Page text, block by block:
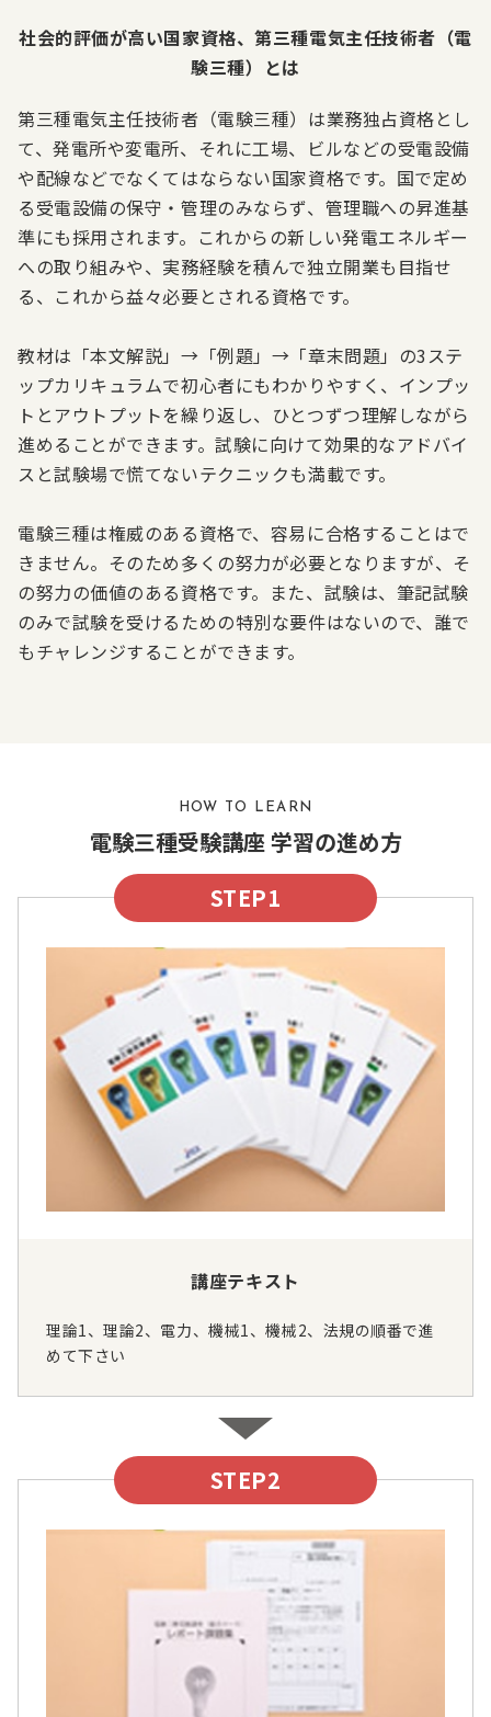
社会的評価が高い国家資格、第三種電気主任技術者（電
験三種）とは
第三種電気主任技術者（電験三種）は業務独占資格とし
て、発電所や変電所、それに工場、ビルなどの受電設備
や配線などでなくてはならない国家資格です。国で定め
る受電設備の保守・管理のみならず、管理職への昇進基
準にも採用されます。これからの新しい発電エネルギー
への取り組みや、実務経験を積んで独立開業も目指せ
る、これから益々必要とされる資格です。
教材は「本文解説」→「例題」→「章末問題」の3ステ
ップカリキュラムで初心者にもわかりやすく、インプッ
トとアウトプットを繰り返し、ひとつずつ理解しながら
進めることができます。試験に向けて効果的なアドバイ
スと試験場で慌てないテクニックも満載です。
電験三種は権威のある資格で、容易に合格することはで
きません。そのため多くの努力が必要となりますが、そ
の努力の価値のある資格です。また、試験は、筆記試験
のみで試験を受けるための特別な要件はないので、誰で
もチャレンジすることができます。
HOW TO LEARN
電験三種受験講座 学習の進め方
STEP1
講座テキスト
理論1、理論2、電力、機械1、機械2、法規の順番で進
めて下さい
STEP2